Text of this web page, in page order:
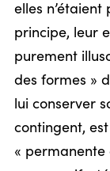
elles
principe, leur
purement
des formes »
lui conserver
contingent,
« permanente